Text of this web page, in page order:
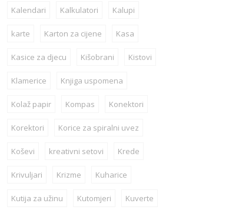
Kalendari Kalkulatori Kalupi
karte Karton za cijene Kasa
Kasice za djecu Kišobrani Kistovi
Klamerice Knjiga uspomena
Kolaž papir Kompas Konektori
Korektori Korice za spiralni uvez
Koševi kreativni setovi Krede
Krivuljari Krizme Kuharice
Kutija za užinu Kutomjeri Kuverte